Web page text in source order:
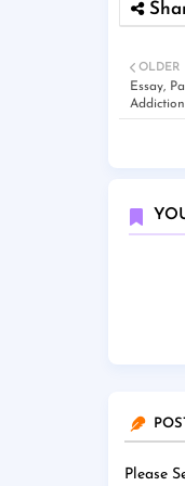
OLDER
Essay,
Addiction
Please